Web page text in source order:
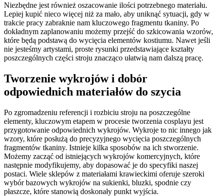
Niezbędne jest również oszacowanie ilości potrzebnego materiału.
Lepiej kupić nieco więcej niż za mało, aby uniknąć sytuacji, gdy w
trakcie pracy zabraknie nam kluczowego fragmentu tkaniny. Po
dokładnym zaplanowaniu możemy przejść do szkicowania wzorów,
które będą podstawą do wycięcia elementów kostiumu. Nawet jeśli
nie jesteśmy artystami, proste rysunki przedstawiające kształty
poszczególnych części stroju znacząco ułatwią nam dalszą pracę.
Tworzenie wykrojów i dobór
odpowiednich materiałów do szycia
Po zgromadzeniu referencji i rozbiciu stroju na poszczególne
elementy, kluczowym etapem w procesie tworzenia cosplayu jest
przygotowanie odpowiednich wykrojów. Wykroje to nic innego jak
wzory, które posłużą do precyzyjnego wycięcia poszczególnych
fragmentów tkaniny. Istnieje kilka sposobów na ich stworzenie.
Możemy zacząć od istniejących wykrojów komercyjnych, które
następnie modyfikujemy, aby dopasować je do specyfiki naszej
postaci. Wiele sklepów z materiałami krawieckimi oferuje szeroki
wybór bazowych wykrojów na sukienki, bluzki, spodnie czy
płaszcze, które stanowią doskonały punkt wyjścia.